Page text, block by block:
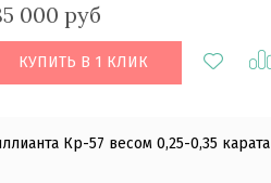
000 руб
КУПИТЬ В 1 КЛИК
Кр-57 весом 0,25-0,35 карата